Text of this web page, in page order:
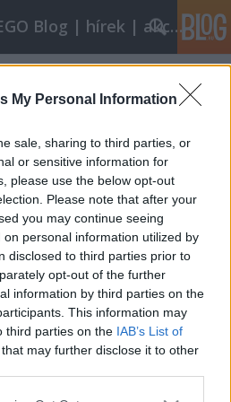
My Personal Information
sale, sharing to third parties, or
or sensitive information for
please use the below opt-out
Please note that after your
you may continue seeing
personal information utilized by
disclosed to third parties prior to
opt-out of the further
information by third parties on the
This information may
third parties on the IAB’s List of
that may further disclose it to other
kockagyár! | LEGO Blog | hírek | akciók |
mindenféle
rendőrségről,
vitatkozólag
állatokról. Úgy
én meg kiszúrom
témáját, és…
gyűjt, víztől forog